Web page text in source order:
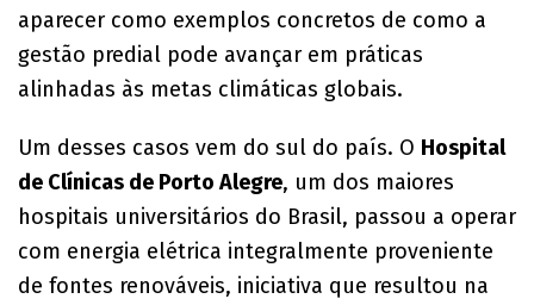
aparecer como exemplos concretos de como a
gestão predial pode avançar em práticas
alinhadas às metas climáticas globais.
Um desses casos vem do sul do país. O Hospital
de Clínicas de Porto Alegre, um dos maiores
hospitais universitários do Brasil, passou a operar
com energia elétrica integralmente proveniente
de fontes renováveis, iniciativa que resultou na